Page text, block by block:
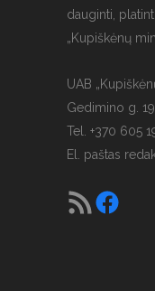
dauginti,
„Kupiškėnų
UAB
Gedimino g.
Tel. +370 605
El. paštas